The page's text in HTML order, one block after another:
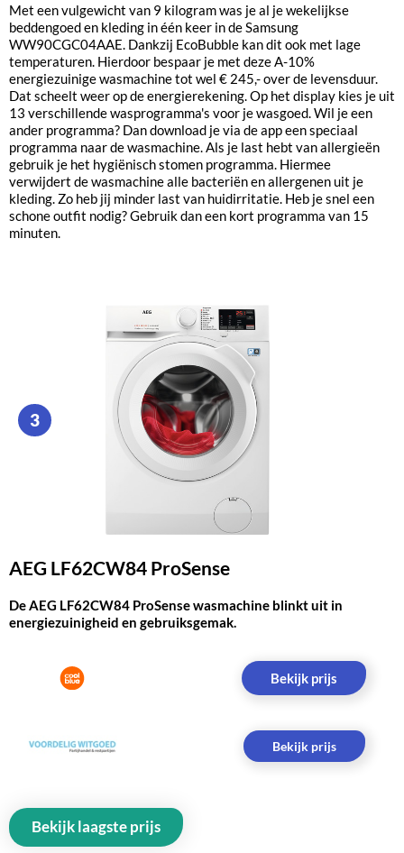
Met een vulgewicht van 9 kilogram was je al je wekelijkse
beddengoed en kleding in één keer in de Samsung
WW90CGC04AAE. Dankzij EcoBubble kan dit ook met lage
temperaturen. Hierdoor bespaar je met deze A-10%
energiezuinige wasmachine tot wel € 245,- over de levensduur.
Dat scheelt weer op de energierekening. Op het display kies je uit
13 verschillende wasprogramma's voor je wasgoed. Wil je een
ander programma? Dan download je via de app een speciaal
programma naar de wasmachine. Als je last hebt van allergieën
gebruik je het hygiënisch stomen programma. Hiermee
verwijdert de wasmachine alle bacteriën en allergenen uit je
kleding. Zo heb jij minder last van huidirritatie. Heb je snel een
schone outfit nodig? Gebruik dan een kort programma van 15
minuten.
3
AEG LF62CW84 ProSense
De AEG LF62CW84 ProSense wasmachine blinkt uit in
energiezuinigheid en gebruiksgemak.
Bekijk prijs
Bekijk prijs
Bekijk laagste prijs